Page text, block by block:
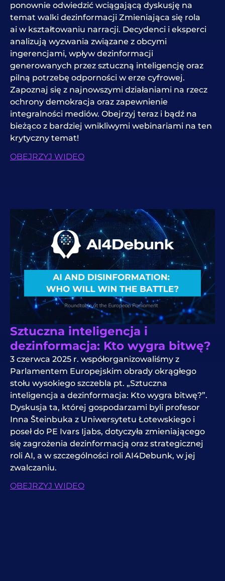
ponownie odwiedzić wciągającą dyskusję na
temat walki dezinformacji Zmieniająca się rola
ai w kształtowaniu narracji. Decydenci i eksperci
analizują wyzwania związane z obcymi
ingerencjami, wpływ dezinformacji
generowanych przez sztuczną inteligencję oraz
pilną potrzebę odporności w erze cyfrowej.
Zapoznaj się z najnowszymi działaniami na rzecz
ochrony demokracja oraz zapewnienie
integralności mediów. Obejrzyj teraz i bądź na
bieżąco z bardziej wnikliwymi webinariami na ten
krytyczny temat!
OBEJRZYJ WIDEO
Sztuczna inteligencja i
dezinformacja: Kto wygra bitwę?
3 czerwca 2025 r. współorganizowaliśmy z
Parlamentem Europejskim obrady okrągłego
stołu wysokiego szczebla pt. „Sztuczna
inteligencja a dezinformacja: Kto wygra bitwę?”.
Dyskusja ta, której gospodarzami byli profesor
Inna Šteinbuka z Uniwersytetu Łotewskiego i
poseł do PE Ivars Ijabs, dotyczyła zmieniającego
się zagrożenia dezinformacją oraz strategicznej
roli AI, a w szczególności roli AI4Debunk, w jej
zwalczaniu.
OBEJRZYJ WIDEO